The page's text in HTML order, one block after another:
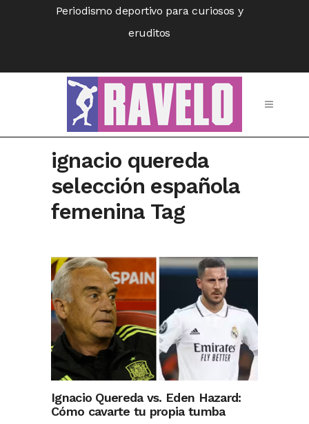
Periodismo deportivo para curiosos y
eruditos
ignacio quereda
selección española
femenina Tag
Ignacio Quereda vs. Eden Hazard:
Cómo cavarte tu propia tumba